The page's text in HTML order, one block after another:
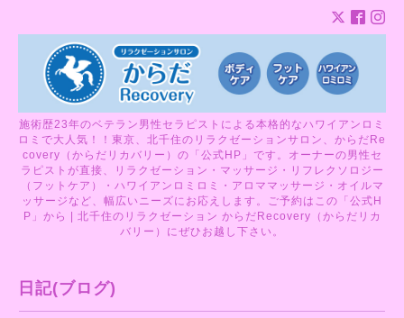
施術歴23年のベテラン男性セラピストによる本格的なハワイアンロミ
ロミで大人気！！東京、北千住のリラクゼーションサロン、からだRe
covery（からだリカバリー）の「公式HP」です。オーナーの男性セ
ラピストが直接、リラクゼーション・マッサージ・リフレクソロジー
（フットケア）・ハワイアンロミロミ・アロママッサージ・オイルマ
ッサージなど、幅広いニーズにお応えします。ご予約はこの「公式H
P」から | 北千住のリラクゼーション からだRecovery（からだリカ
バリー）にぜひお越し下さい。
日記(ブログ)